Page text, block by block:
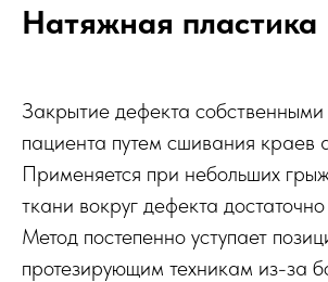
Натяжная пластика
Закрытие дефекта
пациента путем сшивания краев
Применяется при небольших
ткани вокруг дефекта
Метод постепенно уступает
протезирующим техникам из-за